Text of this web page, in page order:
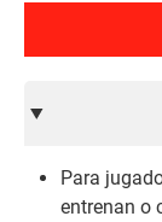
Para
entrenan o